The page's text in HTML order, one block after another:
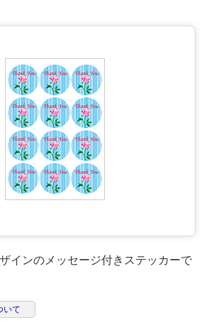
インのメッセージ付きステッカーで
いて